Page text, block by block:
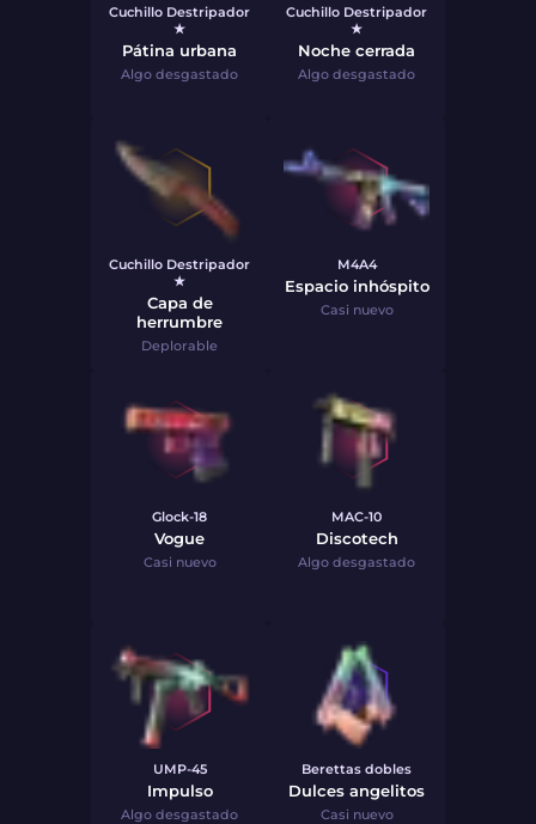
Cuchillo Destripador
★
Pátina urbana
Algo desgastado
Cuchillo Destripador
★
Noche cerrada
Algo desgastado
Cuchillo Destripador
★
Capa de
herrumbre
Deplorable
M4A4
Espacio inhóspito
Casi nuevo
Glock-18
Vogue
Casi nuevo
MAC-10
Discotech
Algo desgastado
UMP-45
Impulso
Algo desgastado
Berettas dobles
Dulces angelitos
Casi nuevo